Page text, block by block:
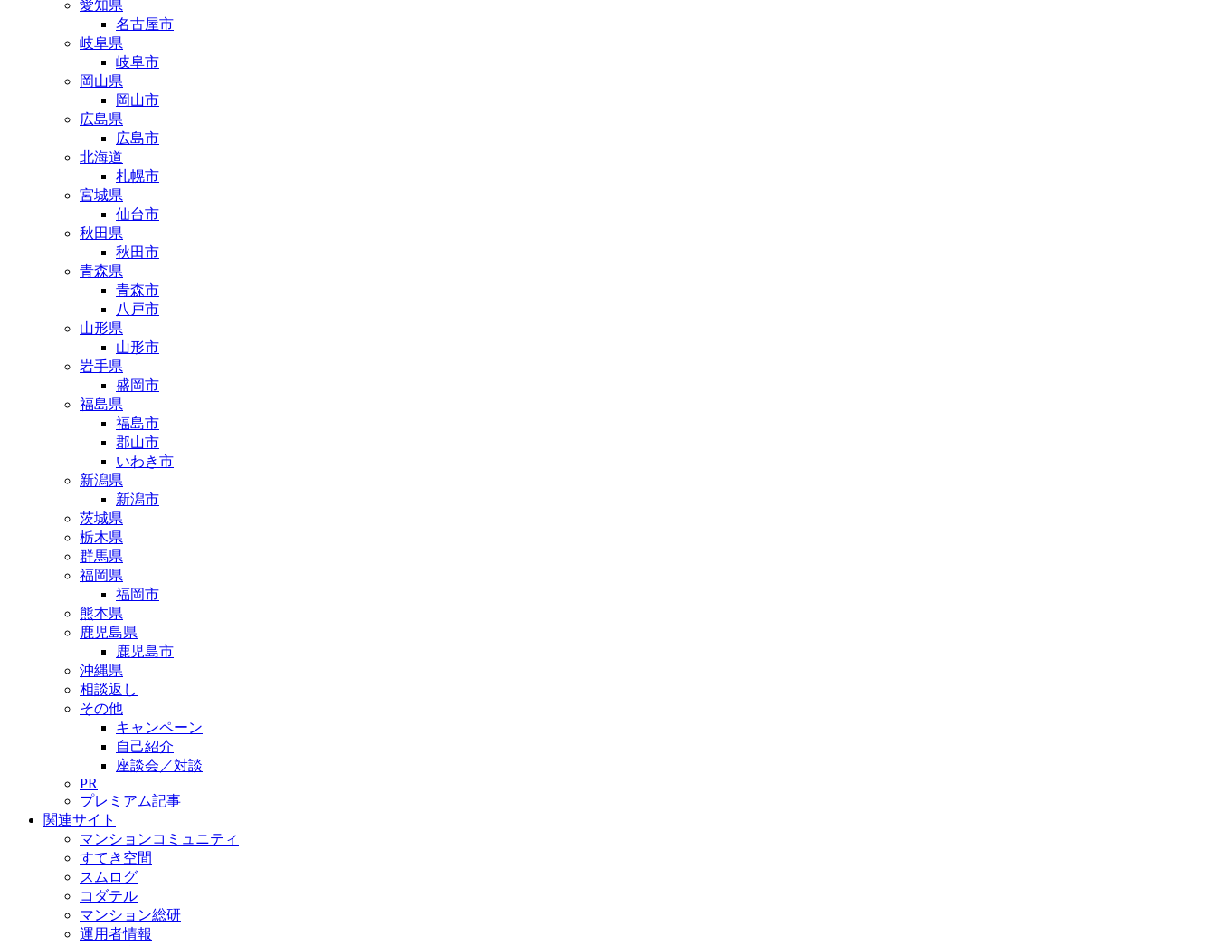
愛知県
名古屋市
岐阜県
岐阜市
岡山県
岡山市
広島県
広島市
北海道
札幌市
宮城県
仙台市
秋田県
秋田市
青森県
青森市
八戸市
山形県
山形市
岩手県
盛岡市
福島県
福島市
郡山市
いわき市
新潟県
新潟市
茨城県
栃木県
群馬県
福岡県
福岡市
熊本県
鹿児島県
鹿児島市
沖縄県
相談返し
その他
キャンペーン
自己紹介
座談会／対談
PR
プレミアム記事
関連サイト
マンションコミュニティ
すてき空間
スムログ
コダテル
マンション総研
運用者情報